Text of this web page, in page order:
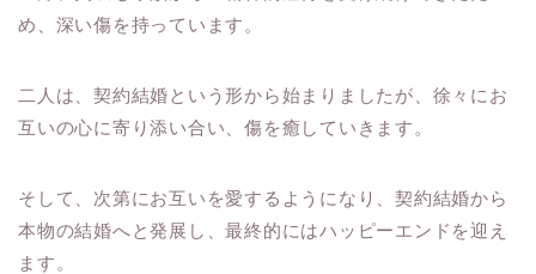
め、深い傷を持っています。
二人は、契約結婚という形から始まりましたが、徐々にお
互いの心に寄り添い合い、傷を癒していきます。
そして、次第にお互いを愛するようになり、契約結婚から
本物の結婚へと発展し、最終的にはハッピーエンドを迎え
ます。